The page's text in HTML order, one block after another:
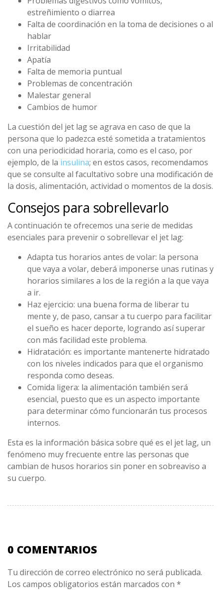
estreñimiento o diarrea
Falta de coordinación en la toma de decisiones o al
hablar
Irritabilidad
Apatía
Falta de memoria puntual
Problemas de concentración
Malestar general
Cambios de humor
La cuestión del jet lag se agrava en caso de que la
persona que lo padezca esté sometida a tratamientos
con una periodicidad horaria, como es el caso, por
ejemplo, de la insulina; en estos casos, recomendamos
que se consulte al facultativo sobre una modificación de
la dosis, alimentación, actividad o momentos de la dosis.
Consejos para sobrellevarlo
A continuación te ofrecemos una serie de medidas
esenciales para prevenir o sobrellevar el jet lag:
Adapta tus horarios antes de volar: la persona
que vaya a volar, deberá imponerse unas rutinas y
horarios similares a los de la región a la que vaya
a ir.
Haz ejercicio: una buena forma de liberar tu
mente y, de paso, cansar a tu cuerpo para facilitar
el sueño es hacer deporte, logrando así superar
con más facilidad este problema.
Hidratación: es importante mantenerte hidratado
con los niveles indicados para que el organismo
responda como deseas.
Comida ligera: la alimentación también será
esencial, puesto que es un aspecto importante
para determinar cómo funcionarán tus procesos
internos.
Esta es la información básica sobre qué es el jet lag, un
fenómeno muy frecuente entre las personas que
cambian de husos horarios sin poner en sobreaviso a
su cuerpo.
0 COMENTARIOS
Tu dirección de correo electrónico no será publicada.
Los campos obligatorios están marcados con *